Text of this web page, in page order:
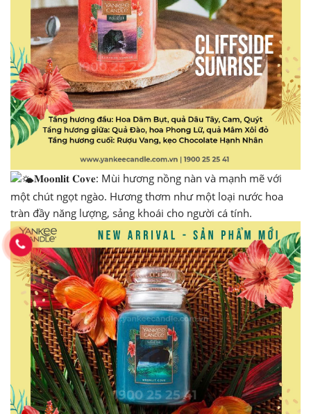
𝐌𝐨𝐨𝐧𝐥𝐢𝐭 𝐂𝐨𝐯𝐞: Mùi hương nồng nàn và mạnh mẽ với
một chút ngọt ngào. Hương thơm như một loại nước hoa
tràn đầy năng lượng, sảng khoái cho người cá tính.